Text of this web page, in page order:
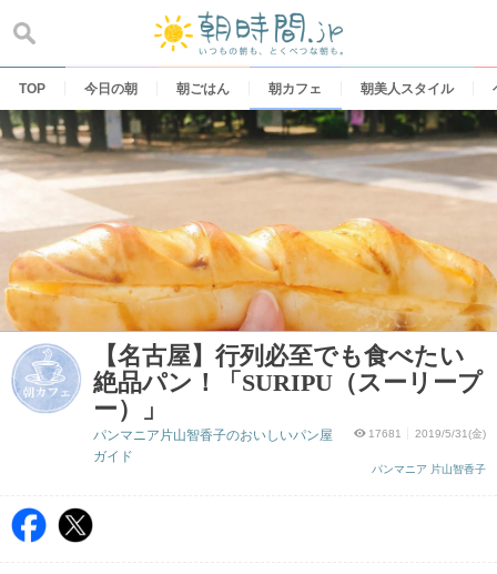
content
TOP 今日の朝 朝ごはん 朝カフェ 朝美人スタイル
【名古屋】行列必至でも食べたい
絶品パン！「SURIPU（スーリープ
ー）」
17681 2019/5/31(金)
パンマニア 片山智香子
パンマニア片山智香子のおいしいパン屋
ガイド